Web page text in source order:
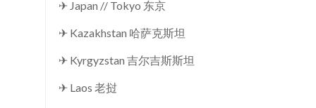
✈ Japan // Tokyo 东京
✈ Kazakhstan 哈萨克斯坦
✈ Kyrgyzstan 吉尔吉斯斯坦
✈ Laos 老挝